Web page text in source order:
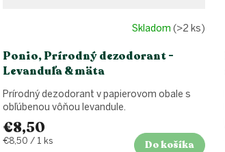
Ponio, Prírodný dezodorant -
Levanduľa & mäta
Skladom (>2 ks)
€8,50
Jednotková
€8,50 / 1 ks Do košíka
Prírodný dezodorant v papierovom obale s
obľúbenou vôňou levandule.